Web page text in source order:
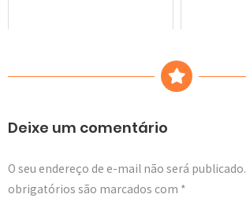
Deixe um comentário
O seu endereço de e-mail não será publicado.
obrigatórios são marcados com *